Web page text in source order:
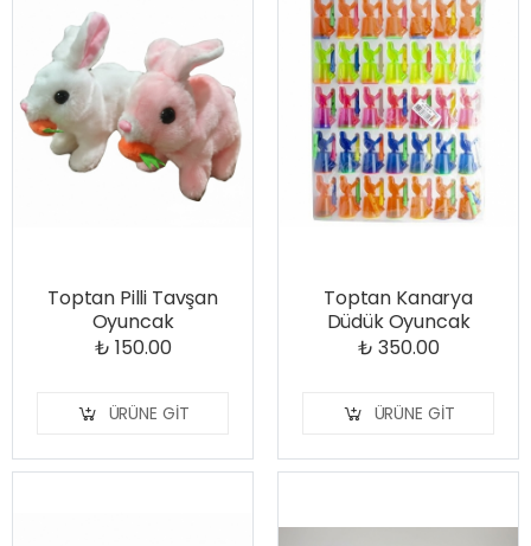
Toptan Pilli Tavşan
Oyuncak
₺ 150.00
ÜRÜNE GIT
Toptan Kanarya
Düdük Oyuncak
₺ 350.00
ÜRÜNE GIT